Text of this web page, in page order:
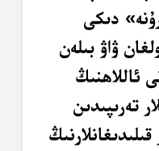
دىكى
ۋاۋ بىلەن
ئاللاھنىڭ
تەرىپىدىن
قىلىدىغانلارنىڭ